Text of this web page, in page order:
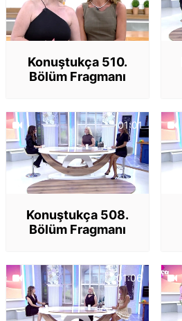
Konuştukça 510.
Bölüm Fragmanı
01:01
Konuştukça 508.
Bölüm Fragmanı
01:06